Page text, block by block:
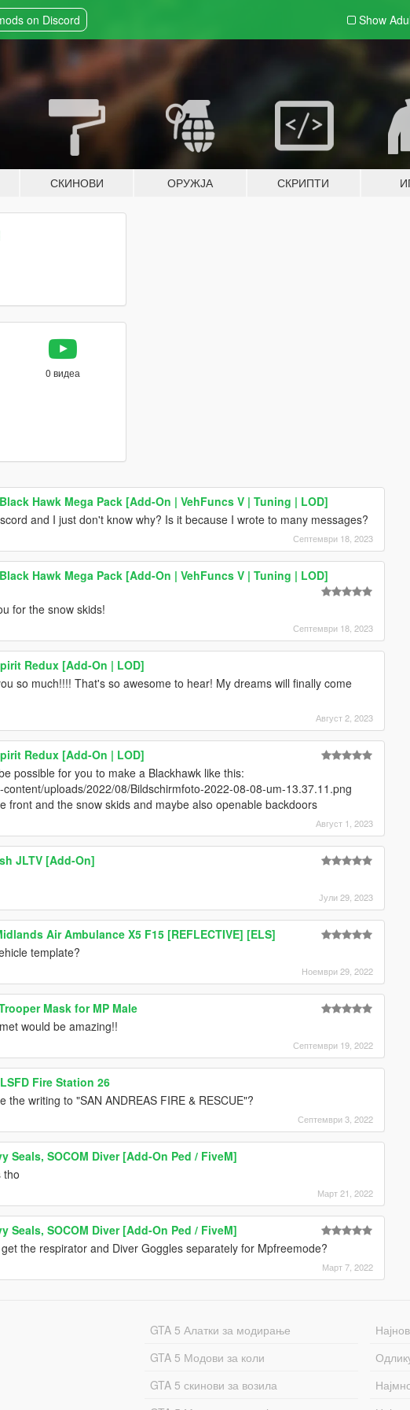
on Discord Show
СКИНОВИ ОРУЖЈА СКРИПТИ
0 видеа
Hawk Mega Pack [Add-On | VehFuncs V | Tuning | LOD]
and I just don't know why? Is it because I wrote to many messages?
Септември 18, 2023
Hawk Mega Pack [Add-On | VehFuncs V | Tuning | LOD]
for the snow skids!
Септември 18, 2023
Redux [Add-On | LOD]
so much!!!! That's so awesome to hear! My dreams will finally come
Август 2, 2023
Redux [Add-On | LOD]
possible for you to make a Blackhawk like this:
content/uploads/2022/08/Bildschirmfoto-2022-08-08-um-13.37.11.png
front and the snow skids and maybe also openable backdoors
Август 1, 2023
JLTV [Add-On]
Јули 29, 2023
Air Ambulance X5 F15 [REFLECTIVE] [ELS]
template?
Ноември 29, 2022
Mask for MP Male
would be amazing!!
Септември 19, 2022
Fire Station 26
the writing to "SAN ANDREAS FIRE & RESCUE"?
Септември 3, 2022
Seals, SOCOM Diver [Add-On Ped / FiveM]
tho
Март 21, 2022
Seals, SOCOM Diver [Add-On Ped / FiveM]
the respirator and Diver Goggles separately for Mpfreemode?
Март 7, 2022
GTA 5 Алатки за модирање
GTA 5 Модови за коли
GTA 5 скинови за возила